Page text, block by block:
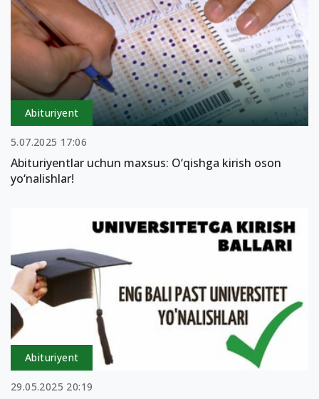
Abituriyent
5.07.2025 17:06
Abituriyentlar uchun maxsus: O‘qishga kirish oson
yo‘nalishlar!
Abituriyent
29.05.2025 20:19